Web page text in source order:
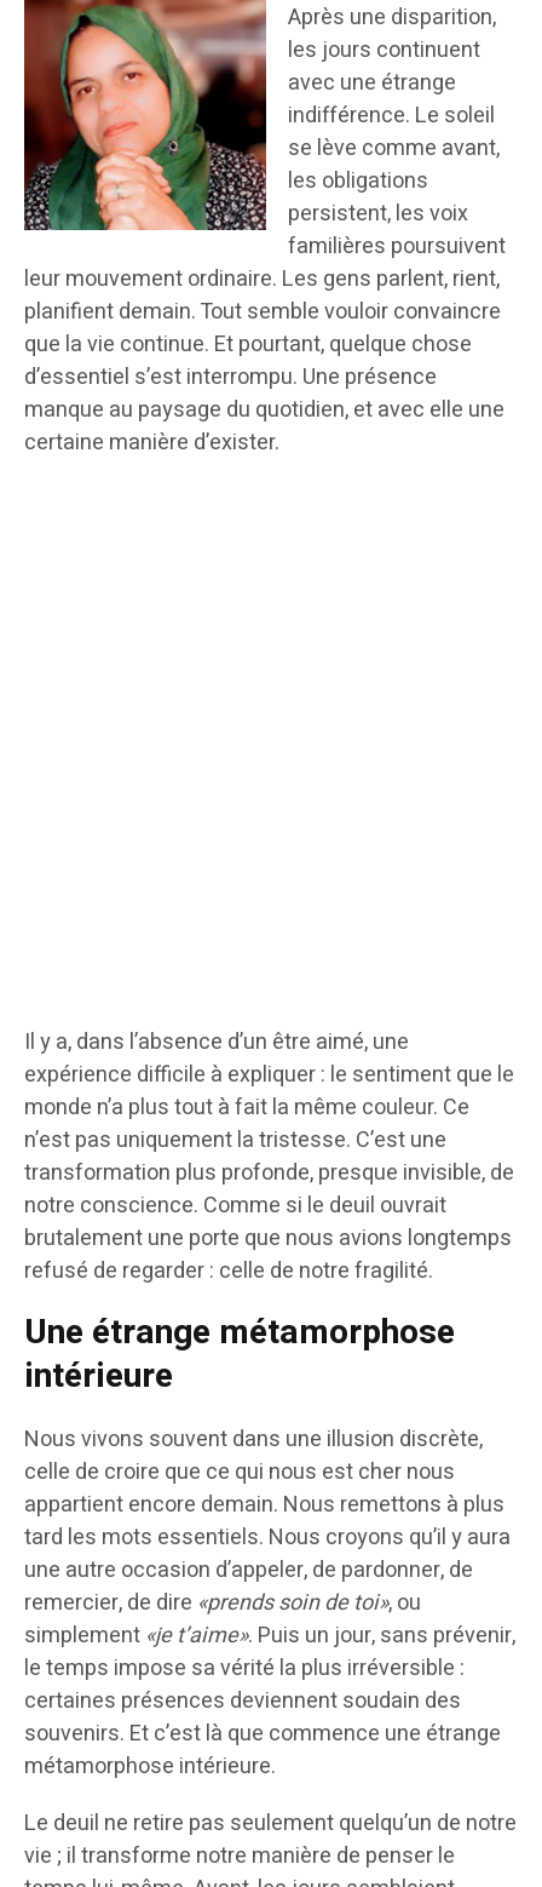
Après une disparition,
les jours continuent
avec une étrange
indifférence. Le soleil
se lève comme avant,
les obligations
persistent, les voix
familières poursuivent
leur mouvement ordinaire. Les gens parlent, rient,
planifient demain. Tout semble vouloir convaincre
que la vie continue. Et pourtant, quelque chose
d’essentiel s’est interrompu. Une présence
manque au paysage du quotidien, et avec elle une
certaine manière d’exister.
Il y a, dans l’absence d’un être aimé, une
expérience difficile à expliquer : le sentiment que le
monde n’a plus tout à fait la même couleur. Ce
n’est pas uniquement la tristesse. C’est une
transformation plus profonde, presque invisible, de
notre conscience. Comme si le deuil ouvrait
brutalement une porte que nous avions longtemps
refusé de regarder : celle de notre fragilité.
Une étrange métamorphose
intérieure
Nous vivons souvent dans une illusion discrète,
celle de croire que ce qui nous est cher nous
appartient encore demain. Nous remettons à plus
tard les mots essentiels. Nous croyons qu’il y aura
une autre occasion d’appeler, de pardonner, de
remercier, de dire «prends soin de toi», ou
simplement «je t’aime». Puis un jour, sans prévenir,
le temps impose sa vérité la plus irréversible :
certaines présences deviennent soudain des
souvenirs. Et c’est là que commence une étrange
métamorphose intérieure.
Le deuil ne retire pas seulement quelqu’un de notre
vie ; il transforme notre manière de penser le